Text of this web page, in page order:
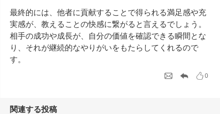
最終的には、他者に貢献することで得られる満足感や充
実感が、教えることの快感に繋がると言えるでしょう。
相手の成功や成長が、自分の価値を確認できる瞬間とな
り、それが継続的なやりがいをもたらしてくれるので
す。
0
関連する投稿